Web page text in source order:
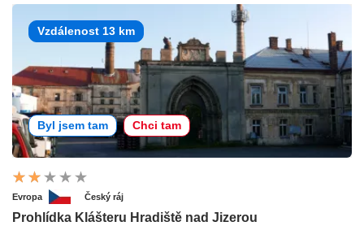
Vzdálenost 13 km
Byl jsem tam Chci tam
Evropa Český ráj
Prohlídka Klášteru Hradiště nad Jizerou